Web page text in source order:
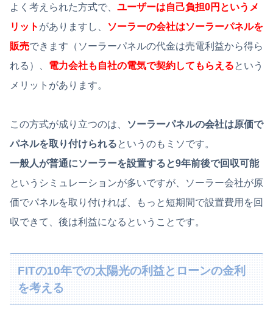
よく考えられた方式で、 ユーザーは自己負担0円というメ
リット がありますし、
ソーラーの会社はソーラーパネルを
販売できます（ソーラーパネルの代金は売電利益から得ら
れる）、 電力会社も自社の電気で契約してもらえるという
メリットがあります。
この方式が成り立つのは、
ソーラーパネルの会社は原価で
パネルを取り付けられるというのもミソです。
一般人が普通にソーラーを設置すると9年前後で回収可能
というシミュレーションが多いですが、ソーラー会社が原
価でパネルを取り付ければ、もっと短期間で設置費用を回
収できて、後は利益になるということです。
FITの10年での太陽光の利益とローンの金利
を考える